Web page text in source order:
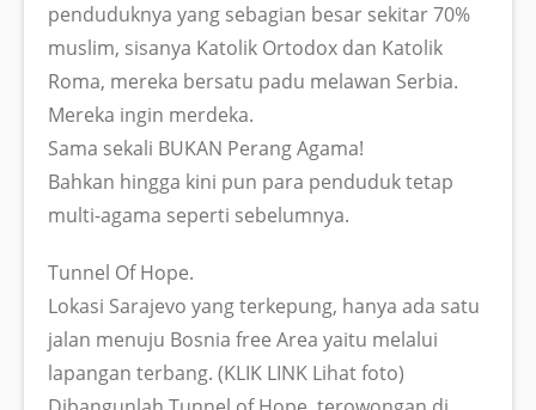
penduduknya yang sebagian besar sekitar 70%
muslim, sisanya Katolik Ortodox dan Katolik
Roma, mereka bersatu padu melawan Serbia.
Mereka ingin merdeka.
Sama sekali BUKAN Perang Agama!
Bahkan hingga kini pun para penduduk tetap
multi-agama seperti sebelumnya.
Tunnel Of Hope.
Lokasi Sarajevo yang terkepung, hanya ada satu
jalan menuju Bosnia free Area yaitu melalui
lapangan terbang. (KLIK LINK Lihat foto)